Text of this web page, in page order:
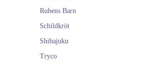
Rubens Barn
Schildkröt
Shibajuku
Tryco